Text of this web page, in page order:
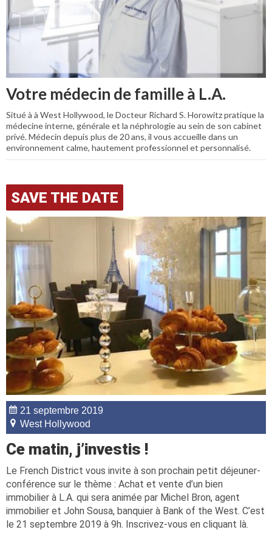
Votre médecin de famille à L.A.
Situé à à West Hollywood, le Docteur Richard S. Horowitz pratique la
médecine interne, générale et la néphrologie au sein de son cabinet
privé. Médecin depuis plus de 20 ans, il vous accueille dans un
environnement calme, hautement professionnel et personnalisé.
SAVE THE DATE
21 septembre 2019
West Hollywood
Ce matin, j’investis !
Le French District vous invite à son prochain petit déjeuner-
conférence sur le thème : Achat et vente d’un bien
immobilier à L.A. qui sera animée par Michel Bron, agent
immobilier et John Sousa, banquier à Bank of the West. C’est
le 21 septembre 2019 à 9h. Inscrivez-vous en cliquant là.